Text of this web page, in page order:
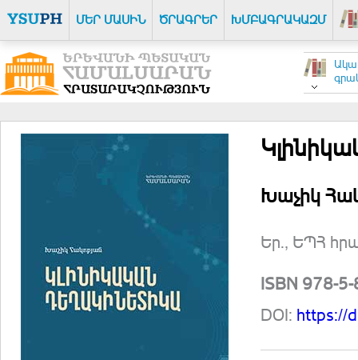
ՄԵՐ ՄԱՍԻՆ ԾՐԱԳՐԵՐ ԽՄԲԱԳՐԱԿԱԶՄ
Խաչիկ
Եր., ԵՊՀ
ISBN 978-
DOI: https://